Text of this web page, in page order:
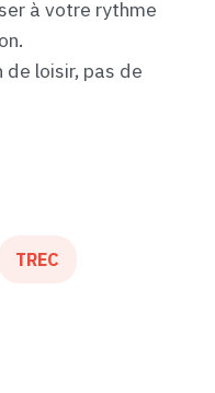
à votre rythme
loisir, pas de
TREC